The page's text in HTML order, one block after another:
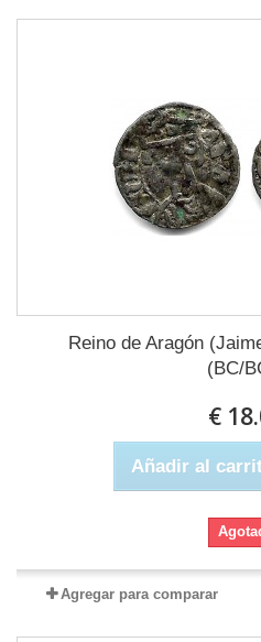
Reino de Aragón
(BC/
€
Añadir al
Agregar para comparar